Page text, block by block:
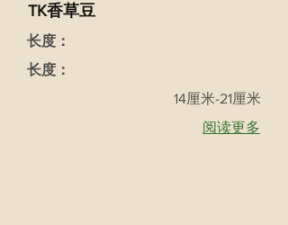
TK香草豆
长度：
长度：
14厘米-21厘米
阅读更多